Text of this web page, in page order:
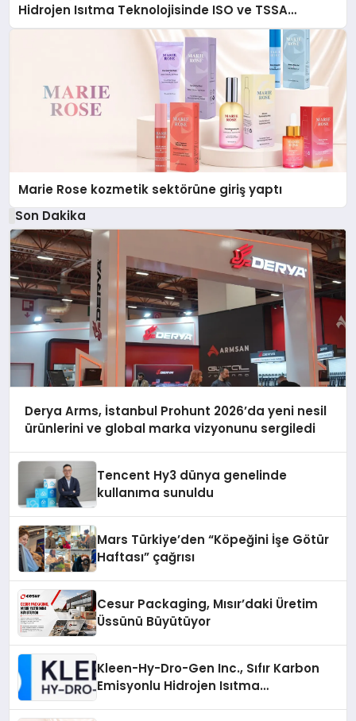
Hidrojen Isıtma Teknolojisinde ISO ve TSSA
Düzenleyici Onaylarını Aldı
Marie Rose kozmetik sektörüne giriş yaptı
Son Dakika
Derya Arms, İstanbul Prohunt 2026’da yeni nesil
ürünlerini ve global marka vizyonunu sergiledi
Tencent Hy3 dünya genelinde
kullanıma sunuldu
Mars Türkiye’den “Köpeğini İşe Götür
Haftası” çağrısı
Cesur Packaging, Mısır’daki Üretim
Üssünü Büyütüyor
Kleen-Hy-Dro-Gen Inc., Sıfır Karbon
Emisyonlu Hidrojen Isıtma